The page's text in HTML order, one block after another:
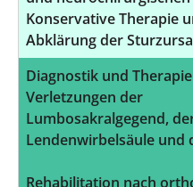
Konservative Therapie
Abklärung der
Diagnostik und
Verletzungen der
Lumbosakralgegend,
Lendenwirbelsäule und
Rehabilitation nach